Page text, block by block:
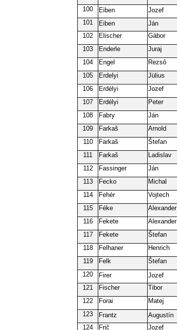
100
Eiben Jozef
101
Eiben Ján
102
Elischer Gábor
103
Enderle Juraj
104
Engel Rezsô
105
Erdelyi Jülius
106
Erdélyi Jozef
107
Erdélyi Peter
108
Fabry Ján
109
Farkaš Arnold
110
Farkaš Štefan
111
Farkaš Ladislav
112
Fassinger Ján
113
Fecko Michal
114
Fehér Vojtech
115
Féke Alexander
116
Fekete Alexander
117
Fekete Štefan
118
Felhaner Henrich
119
Felk Štefan
120
Firer Jozef
121
Fischer Tibor
122
Forai Matej
123
Frantz Augustín
124
Frič Jozef